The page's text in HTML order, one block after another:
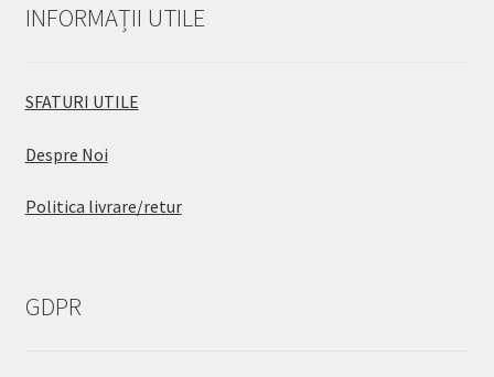
INFORMAȚII UTILE
SFATURI UTILE
Despre Noi
Politica livrare/retur
GDPR